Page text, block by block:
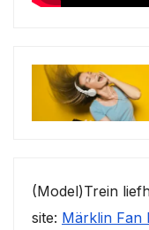
(Model)Trein
site: Märklin Fan